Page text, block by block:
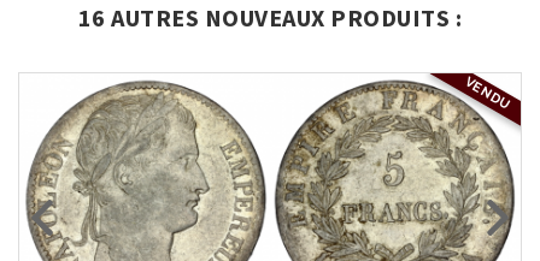
16 AUTRES NOUVEAUX PRODUITS :
VENDU